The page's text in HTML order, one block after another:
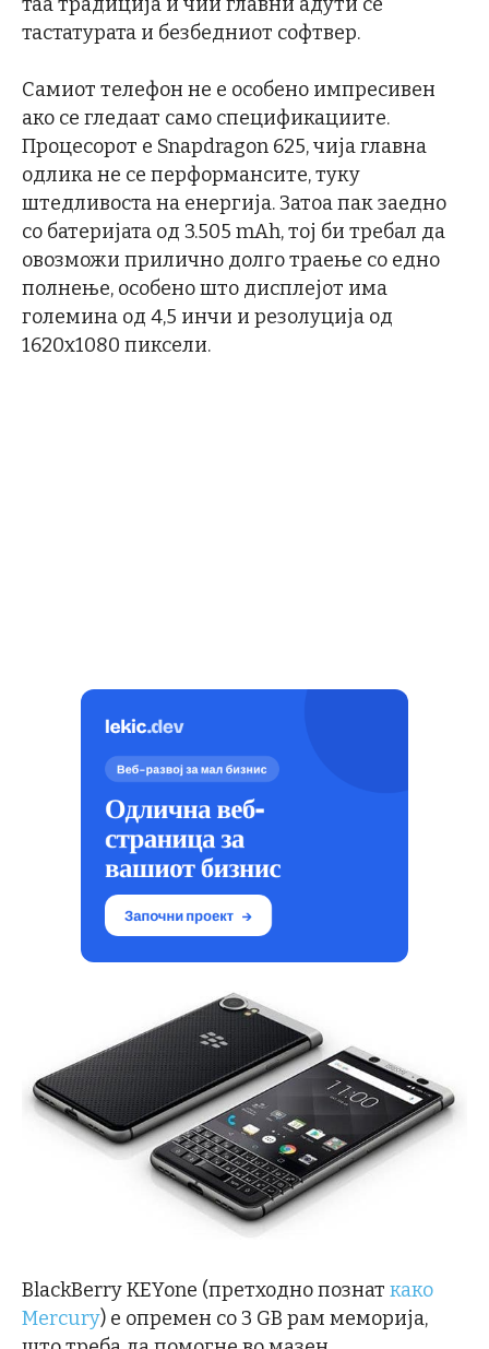
тастатурата и безбедниот софтвер.
Самиот телефон не е особено импресивен
ако се гледаат само спецификациите.
Процесорот е Snapdragon 625, чија главна
одлика не се перформансите, туку
штедливоста на енергија. Затоа пак заедно
со батеријата од 3.505 mAh, тој би требал да
овозможи прилично долго траење со едно
полнење, особено што дисплејот има
големина од 4,5 инчи и резолуција од
1620х1080 пиксели.
BlackBerry KEYone (претходно познат како
Mercury) е опремен со 3 GB рам меморија,